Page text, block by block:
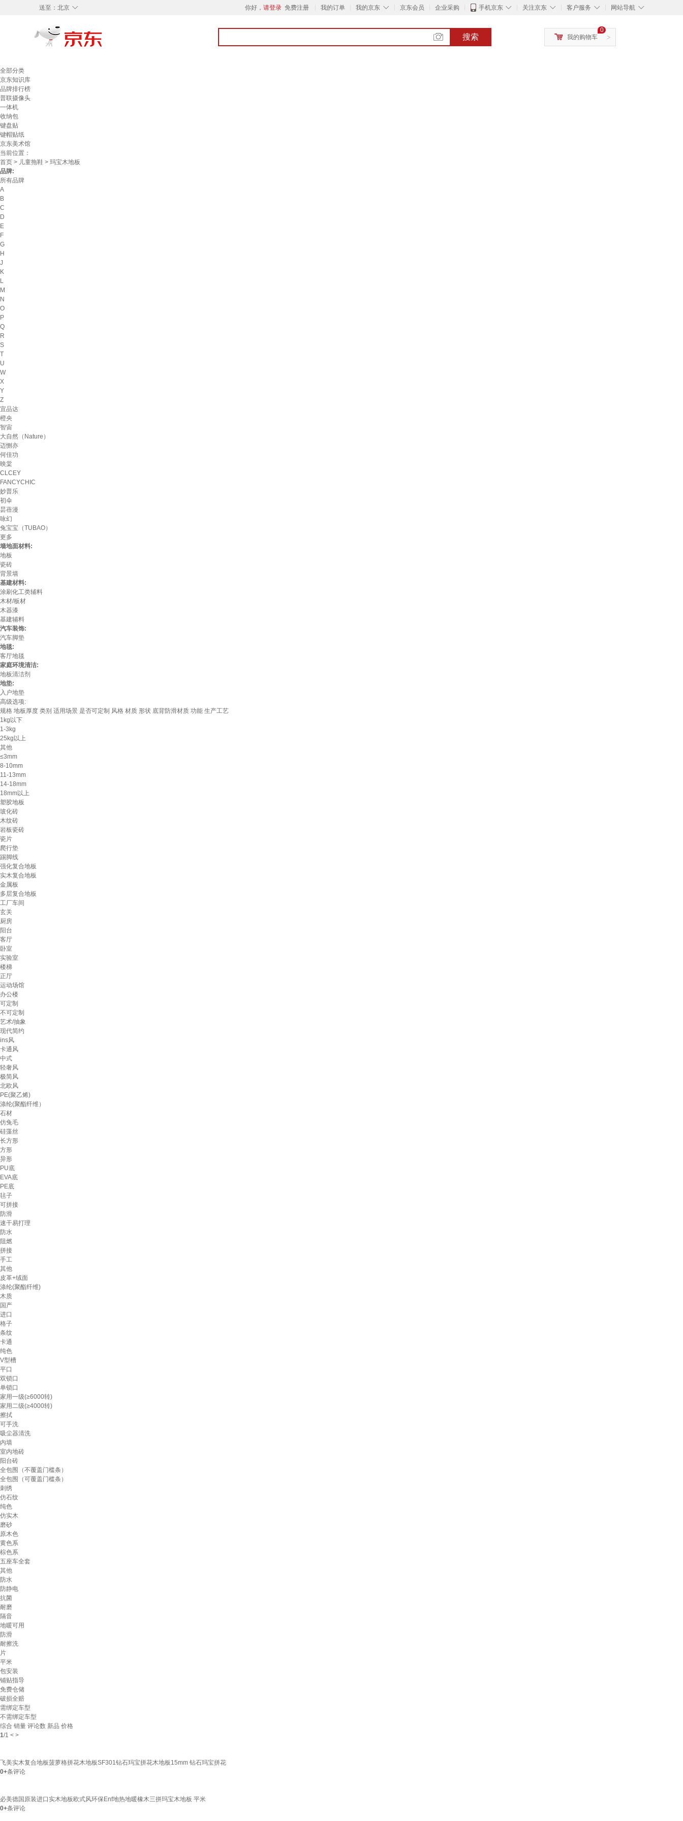
◇
送至： 北京 你好， 请登录 免费注册 我的订单 ◇
我的京东 京东会员 企业采购 ◇
手机京东 ◇
关注京东 ◇
客户服务 ◇
网站导航
搜索 >
0
我的购物车
全部分类
京东知识库
品牌排行榜
普联摄像头
一体机
收纳包
键盘贴
键帽贴纸
京东美术馆
当前位置：
首页 > 儿童拖鞋 > 玛宝木地板
品牌:
所有品牌
A
B
C
D
E
F
G
H
J
K
L
M
N
O
P
Q
R
S
T
U
W
X
Y
Z
宜品达
橙央
智宙
大自然（Nature）
迈恻亦
何佳功
映棠
CLCEY
FANCYCHIC
妙普乐
初伞
昙蓓漫
咏幻
兔宝宝（TUBAO）
更多
墙地面材料:
地板
瓷砖
背景墙
基建材料:
涂刷化工类辅料
木材/板材
木器漆
基建辅料
汽车装饰:
汽车脚垫
地毯:
客厅地毯
家庭环境清洁:
地板清洁剂
地垫:
入户地垫
高级选项:
规格 地板厚度 类别 适用场景 是否可定制 风格 材质 形状 底背防滑材质 功能 生产工艺
1kg以下
1-3kg
25kg以上
其他
≤3mm
8-10mm
11-13mm
14-18mm
18mm以上
塑胶地板
玻化砖
木纹砖
岩板瓷砖
瓷片
爬行垫
踢脚线
强化复合地板
实木复合地板
金属板
多层复合地板
工厂车间
玄关
厨房
阳台
客厅
卧室
实验室
楼梯
正厅
运动场馆
办公楼
可定制
不可定制
艺术/抽象
现代简约
ins风
卡通风
中式
轻奢风
极简风
北欧风
PE(聚乙烯)
涤纶(聚酯纤维）
石材
仿兔毛
硅藻丝
长方形
方形
异形
PU底
EVA底
PE底
毡子
可拼接
防滑
速干易打理
防水
阻燃
拼接
手工
其他
皮革+绒面
涤纶(聚酯纤维)
木质
国产
进口
格子
条纹
卡通
纯色
V型槽
平口
双锁口
单锁口
家用一级(≥6000转)
家用二级(≥4000转)
擦拭
可手洗
吸尘器清洗
内墙
室内地砖
阳台砖
全包围（不覆盖门槛条）
全包围（可覆盖门槛条）
刺绣
仿石纹
纯色
仿实木
磨砂
原木色
黄色系
棕色系
五座车全套
其他
防水
防静电
抗菌
耐磨
隔音
地暖可用
防滑
耐擦洗
片
平米
包安装
铺贴指导
免费仓储
破损全赔
需绑定车型
不需绑定车型
综合 销量 评论数 新品 价格
1/1 < >
飞美实木复合地板菠萝格拼花木地板SF301钻石玛宝拼花木地板15mm 钻石玛宝拼花
0+条评论
必美德国原装进口实木地板欧式风环保Enf地热地暖橡木三拼玛宝木地板 平米
0+条评论